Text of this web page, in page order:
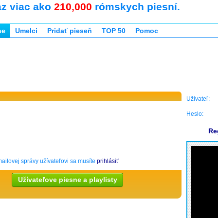
viac ako 210,000 rómskych piesní.
Umelci Pridať pieseň TOP 50 Pomoc
správy užívateľovi sa musíte prihlásiť
Užívateľove piesne a playlisty
Užívateľ:
Heslo: